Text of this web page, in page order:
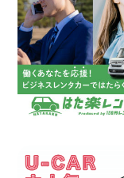
本
幌
車
ー)
店
夏